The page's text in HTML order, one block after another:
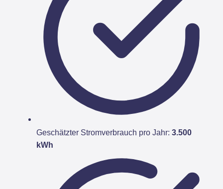
Geschätzter Stromverbrauch pro Jahr: 3.500
kWh